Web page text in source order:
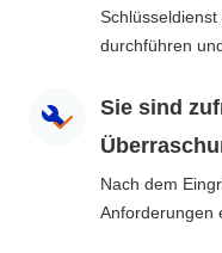
durchführen
Sie sind
Nach dem
Anforderungen